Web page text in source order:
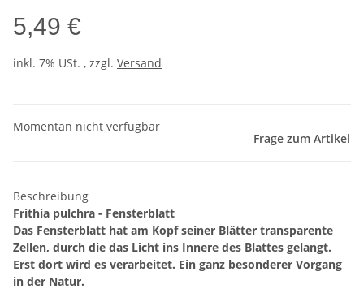
5,49 €
inkl. 7% USt. , zzgl. Versand
Momentan nicht verfügbar
Frage zum Artikel
Beschreibung
Frithia pulchra - Fensterblatt
Das Fensterblatt hat am Kopf seiner Blätter transparente
Zellen, durch die das Licht ins Innere des Blattes gelangt.
Erst dort wird es verarbeitet. Ein ganz besonderer Vorgang
in der Natur.